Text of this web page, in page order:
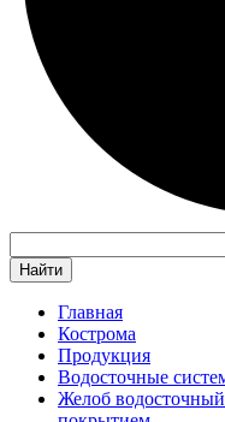
Найти
Главная
Кострома
Продукция
Водосточные
Желоб